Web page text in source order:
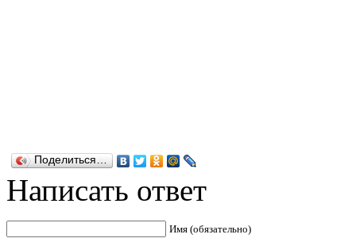
Поделиться…
Написать ответ
Имя (обязательно)